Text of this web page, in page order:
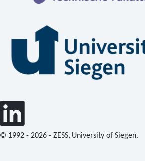
© 1992 - 2026 - ZESS, University of Siegen.